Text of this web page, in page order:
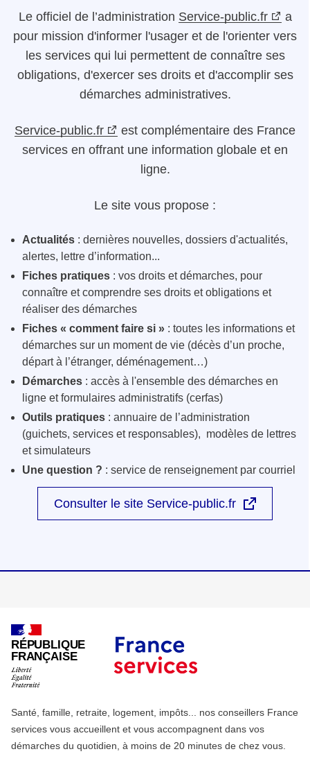
Le officiel de l’administration Service-public.fr
a
pour mission d'informer l'usager et de l'orienter vers
les services qui lui permettent de connaître ses
obligations, d'exercer ses droits et d'accomplir ses
démarches administratives.
Service-public.fr
est complémentaire des France
services en offrant une information globale et en
ligne.
Le site vous propose :
Actualités : dernières nouvelles, dossiers d'actualités,
alertes, lettre d’information...
Fiches pratiques : vos droits et démarches, pour
connaître et comprendre ses droits et obligations et
réaliser des démarches
Fiches « comment faire si » : toutes les informations et
démarches sur un moment de vie (décès d’un proche,
départ à l’étranger, déménagement…)
Démarches : accès à l'ensemble des démarches en
ligne et formulaires administratifs (cerfas)
Outils pratiques : annuaire de l’administration
(guichets, services et responsables), modèles de lettres
et simulateurs
Une question ? : service de renseignement par courriel
Consulter le site Service-public.fr
RÉPUBLIQUE
FRANÇAISE
Santé, famille, retraite, logement, impôts... nos conseillers France
services vous accueillent et vous accompagnent dans vos
démarches du quotidien, à moins de 20 minutes de chez vous.